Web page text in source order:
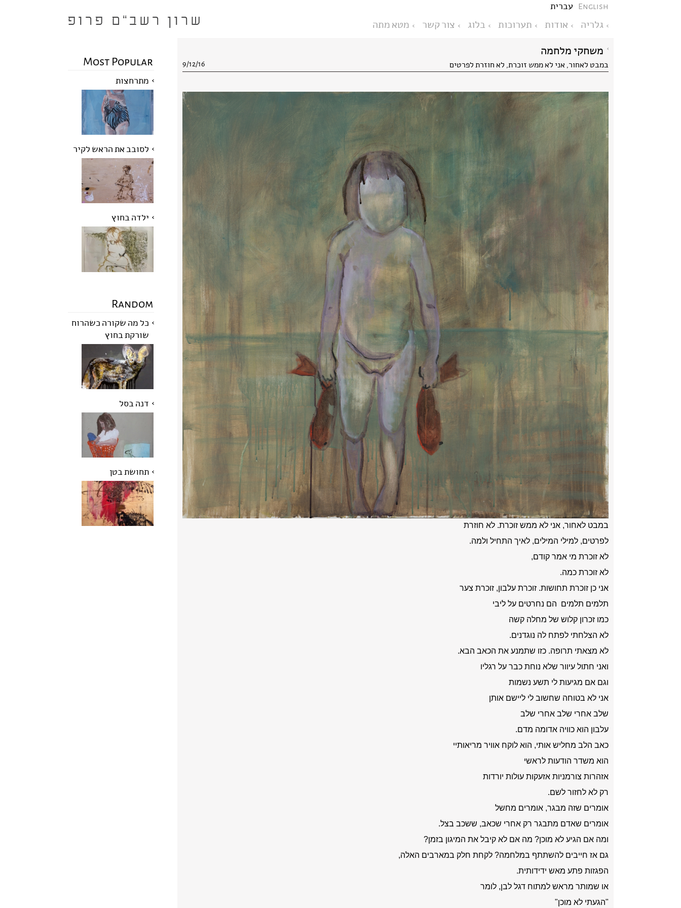
עברית English
גלריה אודות תערוכות בלוג צור קשר מטא מתה
משחקי מלחמה
במבט לאחור, אני לא ממש זוכרת, לא חוזרת לפרטים 9/12/16
במבט לאחור, אני לא ממש זוכרת. לא חוזרת
לפרטים, למילי המילים, לאיך התחיל ולמה.
לא זוכרת מי אמר קודם,
לא זוכרת כמה.
אני כן זוכרת תחושות. זוכרת עלבון, זוכרת צער
תלמים תלמים הם נחרטים על ליבי
כמו זכרון קלוש של מחלה קשה
לא הצלחתי לפתח לה נוגדנים.
לא מצאתי תרופה. כזו שתמנע את הכאב הבא.
ואני חתול עיוור שלא נוחת כבר על רגליו
וגם אם מגיעות לי תשע נשמות
אני לא בטוחה שחשוב לי ליישם אותן
שלב אחרי שלב אחרי שלב
עלבון הוא כוויה אדומה מדם.
כאב הלב מחליש אותי, הוא לוקח אוויר מריאותיי
הוא משדר הודעות לראשי
אזהרות צורמניות אזעקות עולות יורדות
רק לא לחזור לשם.
אומרים שזה מבגר, אומרים מחשל
אומרים שאדם מתבגר רק אחרי שכאב, ששכב בצל.
ומה אם הגיע לא מוכן? מה אם לא קיבל את המיגון בזמן?
גם אז חייבים להשתתף במלחמה? לקחת חלק במארבים האלה,
הפגזות פתע מאש ידידותית.
או שמותר מראש למתוח דגל לבן, לומר
"הגעתי לא מוכן"
Most Popular
מתרחצות
לסובב את הראש לקיר
ילדה בחוץ
Random
כל מה שקורה כשהרוח
שורקת בחוץ
דנה בסל
תחושת בטן